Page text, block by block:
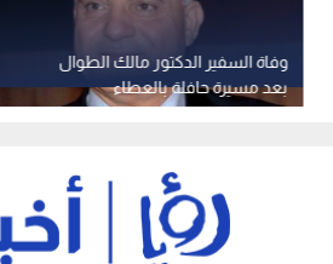
وفاة السفير الدكتور مالك الطوال
بعد مسيرة حافلة بالعطاء